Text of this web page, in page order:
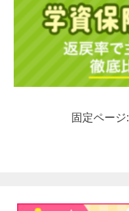
固定ページ: